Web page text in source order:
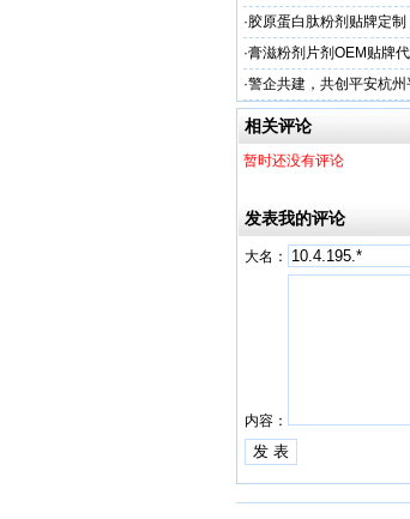
厂家
·胶原蛋白肽粉剂贴牌定
·膏滋粉剂片剂OEM贴牌
·警企共建，共创平安杭
人才专项培训
相关评论
暂时还没有评论
发表我的评论
大名：
内容：